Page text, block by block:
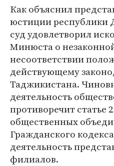
Как объяснил
юстиции республики
суд удовлетворил
Минюста о
несоответствии
действующему
Таджикистана.
деятельность
противоречит статье
общественных
Гражданского
деятельность
филиалов.